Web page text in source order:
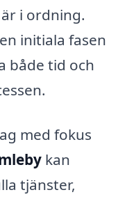
i ordning.
initiala fasen
både tid och
med fokus
kan
tjänster,